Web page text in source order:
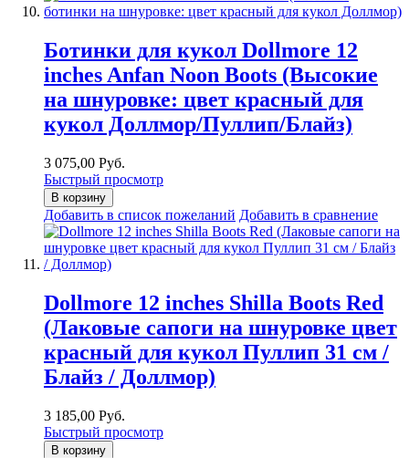
Ботинки для кукол Dollmore 12
inches Anfan Noon Boots (Высокие
на шнуровке: цвет красный для
кукол Доллмор/Пуллип/Блайз)
3 075,00 Руб.
Быстрый просмотр
В корзину
Добавить в список пожеланий Добавить в сравнение
Dollmore 12 inches Shilla Boots Red
(Лаковые сапоги на шнуровке цвет
красный для кукол Пуллип 31 см /
Блайз / Доллмор)
3 185,00 Руб.
Быстрый просмотр
В корзину